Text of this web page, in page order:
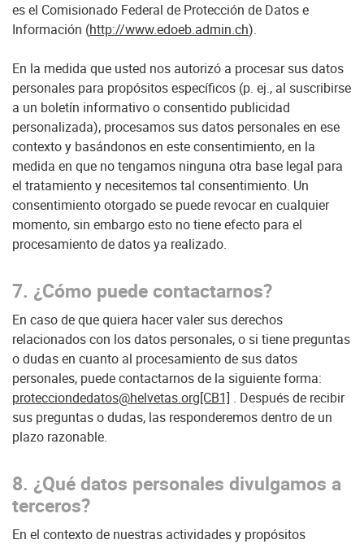
es el Comisionado Federal de Protección de Datos e
Información (http://www.edoeb.admin.ch).
En la medida que usted nos autorizó a procesar sus datos
personales para propósitos específicos (p. ej., al suscribirse
a un boletín informativo o consentido publicidad
personalizada), procesamos sus datos personales en ese
contexto y basándonos en este consentimiento, en la
medida en que no tengamos ninguna otra base legal para
el tratamiento y necesitemos tal consentimiento. Un
consentimiento otorgado se puede revocar en cualquier
momento, sin embargo esto no tiene efecto para el
procesamiento de datos ya realizado.
7. ¿Cómo puede contactarnos?
En caso de que quiera hacer valer sus derechos
relacionados con los datos personales, o si tiene preguntas
o dudas en cuanto al procesamiento de sus datos
personales, puede contactarnos de la siguiente forma:
protecciondedatos@helvetas.org[CB1] . Después de recibir
sus preguntas o dudas, las responderemos dentro de un
plazo razonable.
8. ¿Qué datos personales divulgamos a
terceros?
En el contexto de nuestras actividades y propósitos